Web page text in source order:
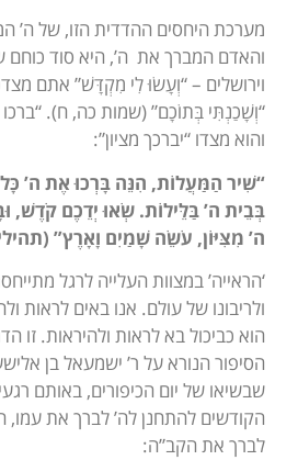
מערכת היחסים ההדדית הזו, של ה’
והאדם המברך את ה’, היא סוד
וירושלים – “וְעָשׂוּ לִי מִקְדָּשׁ” אתם
“וְשָׁכַנְתִּי בְּתוֹכָם” (שמות כה, ח).
והוא מצדו “יברכך מציון”:
“שִׁיר הַמַּעֲלוֹת, הִנֵּה בָּרְכוּ אֶת ה’
בְּבֵית ה’ בַּלֵּילוֹת. שְׂאוּ יְדֵכֶם קֹדֶשׁ,
ה’ מִצִּיּוֹן, עֹשֵׂה שָׁמַיִם וָאָרֶץ”
‘הראייה’ במצוות העלייה לרגל
ולריבונו של עולם. אנו באים לראות
הוא כביכול בא לראות ולהיראות. זו
הסיפור הנורא על ר’ ישמעאל בן
שבשיאו של יום הכיפורים, באותם
הקודשים להתחנן לה’ לברך את
לברך את הקב”ה: